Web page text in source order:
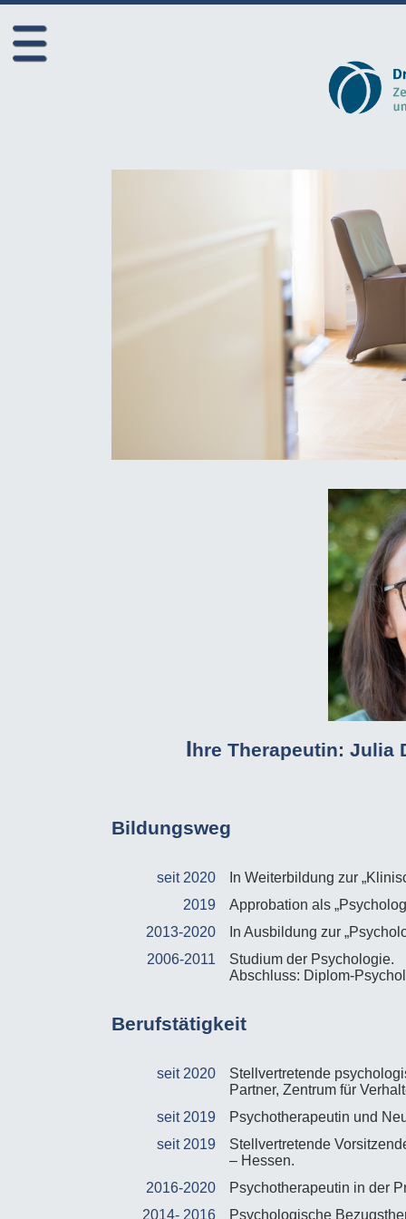
Ihre Therapeutin: Julia
Bildungsweg
seit 2020
In Weiterbildung zur
2019
Approbation als
2013-2020
In Ausbildung zur
2006-2011
Studium der Psychologie.
Abschluss: Diplom-
Berufstätigkeit
seit 2020
Stellvertretende
Partner, Zentrum für
seit 2019
Psychotherapeutin und
seit 2019
Stellvertretende
– Hessen.
2016-2020
Psychotherapeutin in der
2014- 2016
Psychologische